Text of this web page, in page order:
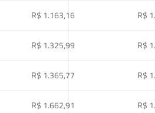
R$ 1.163,16
R$
R$ 1.325,99
R$
R$ 1.365,77
R$
R$ 1.662,91
R$